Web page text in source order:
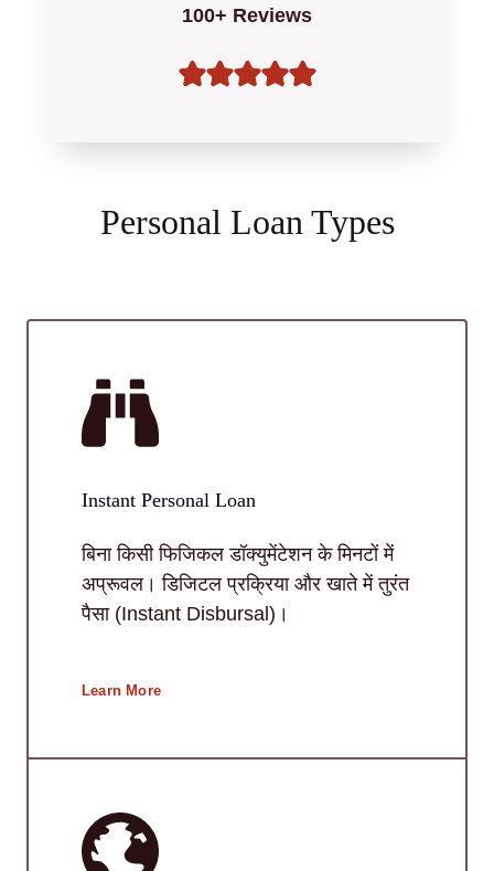
100+ Reviews
Personal Loan Types
Instant Personal Loan
बिना किसी फिजिकल डॉक्युमेंटेशन के मिनटों में
अप्रूवल। डिजिटल प्रक्रिया और खाते में तुरंत
पैसा (Instant Disbursal)।
Learn More